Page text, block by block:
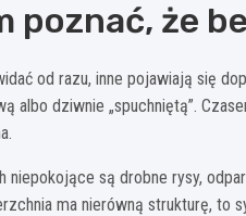
poznać, że
od razu, inne pojawiają się
albo dziwnie „spuchniętą”.
niepokojące są drobne rysy,
ma nierówną strukturę, to